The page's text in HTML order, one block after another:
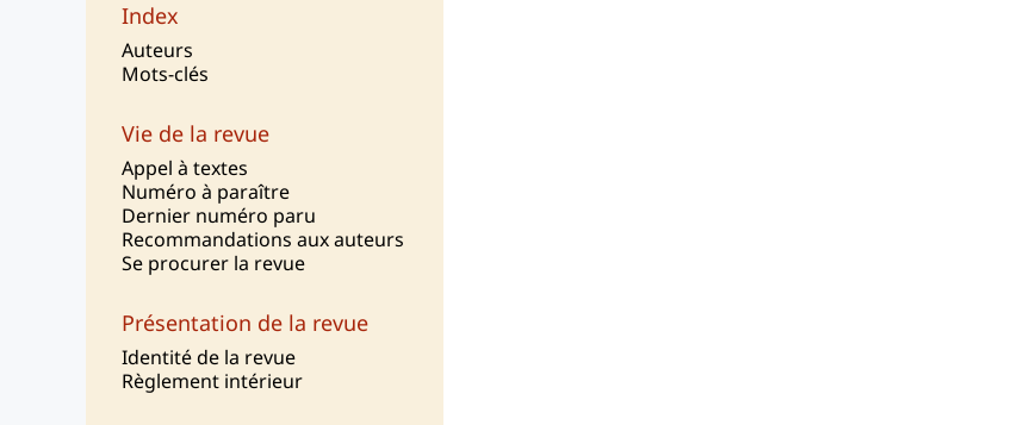
Index
Auteurs
Mots-clés
Vie de la revue
Appel à textes
Numéro à paraître
Dernier numéro paru
Recommandations aux auteurs
Se procurer la revue
Présentation de la revue
Identité de la revue
Règlement intérieur